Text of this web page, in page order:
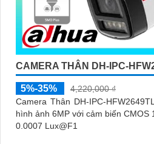
CAMERA THÂN DH-IPC-
5%-35%
4,220,000 ₫
Camera Thân DH-IPC-
hình ảnh 6MP với cảm biến CMOS 1/1. 8”. Khả
0.0007 Lux@F1